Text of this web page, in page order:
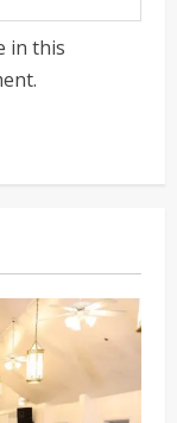
in this